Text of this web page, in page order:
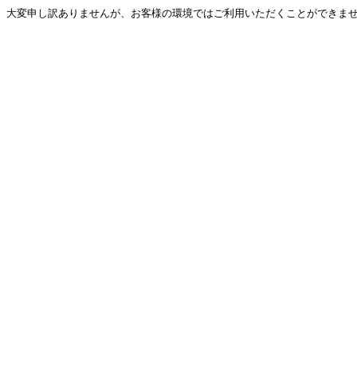
大変申し訳ありませんが、お客様の環境ではご利用いただくことができ